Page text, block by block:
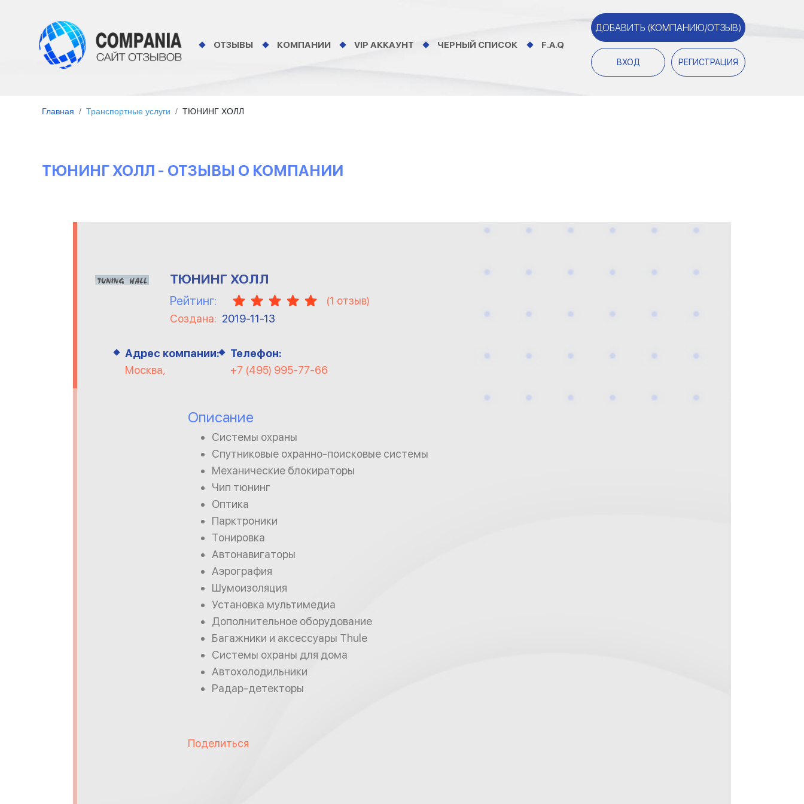
ОТЗЫВЫ КОМПАНИИ VIP АККАУНТ ЧЕРНЫЙ СПИСОК F.A.Q
ДОБАВИТЬ (КОМПАНИЮ/ОТЗЫВ)
ВХОД РЕГИСТРАЦИЯ
Главная Транспортные услуги ТЮНИНГ ХОЛЛ
ТЮНИНГ ХОЛЛ - ОТЗЫВЫ О КОМПАНИИ
ТЮНИНГ ХОЛЛ
Рейтинг: (1 отзыв)
Создана: 2019-11-13
Адрес компании:
Москва,
Телефон:
+7 (495) 995-77-66
Описание
Системы охраны
Спутниковые охранно-поисковые системы
Механические блокираторы
Чип тюнинг
Оптика
Парктроники
Тонировка
Автонавигаторы
Аэрография
Шумоизоляция
Установка мультимедиа
Дополнительное оборудование
Багажники и аксессуары Thule
Системы охраны для дома
Автохолодильники
Радар-детекторы
Поделиться